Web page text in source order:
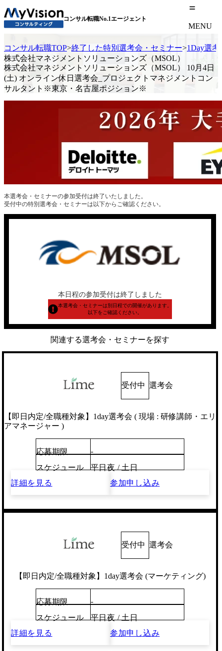
コンサル転職No.1エージェント
MENU
コンサル転職TOP>終了した特別選考会・セミナー>1Day選考
株式会社マネジメントソリューションズ（MSOL）
株式会社マネジメントソリューションズ（MSOL） 10月4日
(土) オンライン休日選考会_プロジェクトマネジメントコン
サルタント※東京・名古屋ポジション※
本選考会・セミナーの参加受付は終了いたしました。
受付中の特別選考会・セミナーは以下からご確認ください。
本日程の参加受付は終了しました
本選考会・セミナーは別日程での開催があります。
以下をご確認ください。
関連する選考会・セミナーを探す
受付中 選考会
【即日内定/全職種対象】1day選考会 ( 現場 : 研修講師・エリ
アマネージャー )
応募期限
-
スケジュール
平日夜 / 土日
詳細を見る
参加申し込み
受付中 選考会
【即日内定/全職種対象】1day選考会 (マーケティング)
応募期限
-
スケジュール
平日夜 / 土日
詳細を見る
参加申し込み